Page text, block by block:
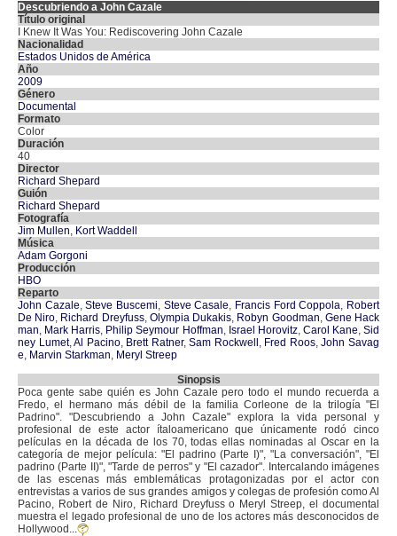
Descubriendo a John Cazale
Título original
I Knew It Was You: Rediscovering John Cazale
Nacionalidad
Estados Unidos de América
Año
2009
Género
Documental
Formato
Color
Duración
40
Director
Richard Shepard
Guión
Richard Shepard
Fotografía
Jim Mullen, Kort Waddell
Música
Adam Gorgoni
Producción
HBO
Reparto
John Cazale,Steve Buscemi, Steve Casale, Francis Ford Coppola, Robert
De Niro, Richard Dreyfuss, Olympia Dukakis, Robyn Goodman, Gene Hack
man, Mark Harris, Philip Seymour Hoffman, Israel Horovitz, Carol Kane,Sid
ney Lumet,Al Pacino, Brett Ratner,Sam Rockwell , Fred Roos,John Savag
e, Marvin Starkman, Meryl Streep
Sinopsis
Poca gente sabe quién es John Cazale pero todo el mundo recuerda a
Fredo, el hermano más débil de la familia Corleone de la trilogía "El
Padrino". "Descubriendo a John Cazale" explora la vida personal y
profesional de este actor ítaloamericano que únicamente rodó cinco
películas en la década de los 70, todas ellas nominadas al Oscar en la
categoría de mejor película: "El padrino (Parte I)", "La conversación", "El
padrino (Parte II)", "Tarde de perros" y "El cazador". Intercalando imágenes
de las escenas más emblemáticas protagonizadas por el actor con
entrevistas a varios de sus grandes amigos y colegas de profesión como Al
Pacino, Robert de Niro, Richard Dreyfuss o Meryl Streep, el documental
muestra el legado profesional de uno de los actores más desconocidos de
Hollywood...